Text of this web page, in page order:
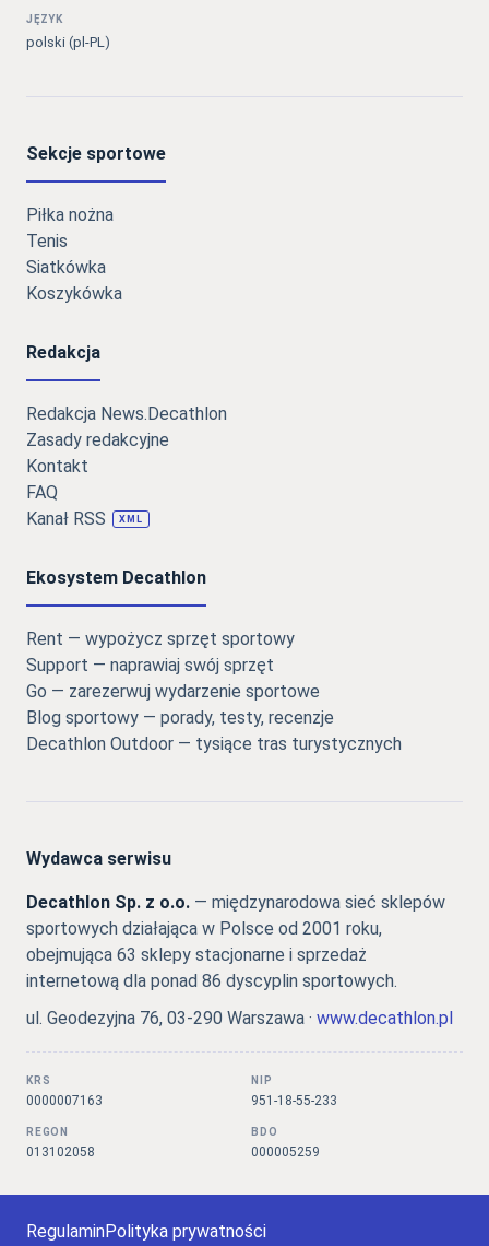
JĘZYK
polski (pl-PL)
Sekcje sportowe
Piłka nożna
Tenis
Siatkówka
Koszykówka
Redakcja
Redakcja News.Decathlon
Zasady redakcyjne
Kontakt
FAQ
Kanał RSS
XML
Ekosystem Decathlon
Rent — wypożycz sprzęt sportowy
Support — naprawiaj swój sprzęt
Go — zarezerwuj wydarzenie sportowe
Blog sportowy — porady, testy, recenzje
Decathlon Outdoor — tysiące tras turystycznych
Wydawca serwisu
Decathlon Sp. z o.o. — międzynarodowa sieć sklepów
sportowych działająca w Polsce od 2001 roku,
obejmująca 63 sklepy stacjonarne i sprzedaż
internetową dla ponad 86 dyscyplin sportowych.
ul. Geodezyjna 76, 03-290 Warszawa · www.decathlon.pl
KRS
0000007163
NIP
951-18-55-233
REGON
013102058
BDO
000005259
RegulaminPolityka prywatności